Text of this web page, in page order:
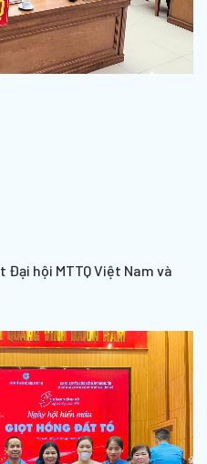
hội MTTQ Việt Nam và